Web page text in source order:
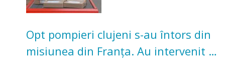
Opt pompieri clujeni s-au întors din
misiunea din Franța. Au intervenit la